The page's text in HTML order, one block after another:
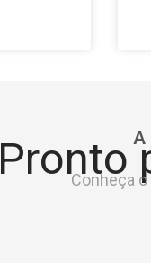
A
Pronto
Conheça